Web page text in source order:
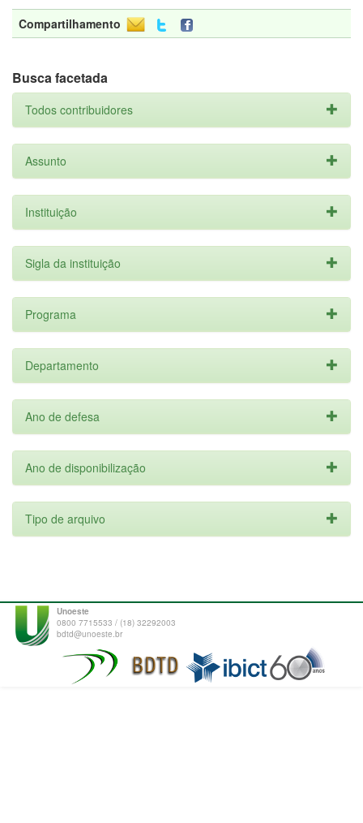
Compartilhamento
Busca facetada
Todos contribuidores
Assunto
Instituição
Sigla da instituição
Programa
Departamento
Ano de defesa
Ano de disponibilização
Tipo de arquivo
Unoeste
0800 7715533 / (18) 32292003
bdtd@unoeste.br